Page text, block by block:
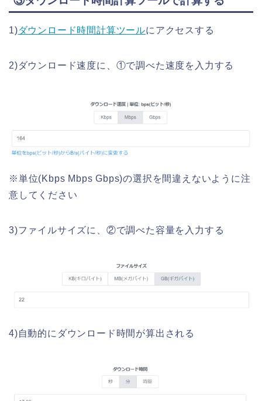
1)ダウンロード時間計算ツールにアクセスする
2)ダウンロード速度に、①で調べた速度を入力する
※単位(Kbps Mbps Gbps)の選択を間違えないように注
意してください
3)ファイルサイズに、②で調べた容量を入力する
4)自動的にダウンロード時間が算出される